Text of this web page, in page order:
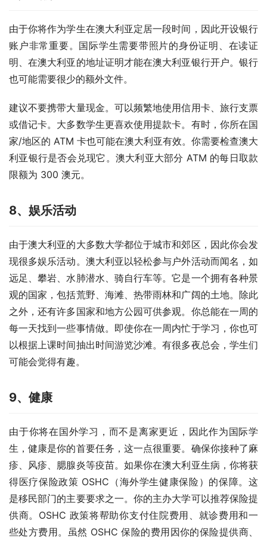
由于你将作为学生在澳大利亚定居一段时间，因此开设银行
账户非常重要。国际学生需要带照片的身份证明、在读证
明、在澳大利亚的地址证明才能在澳大利亚银行开户。银行
也可能需要很少的额外文件。
建议不要携带大量现金。可以频繁地使用信用卡、旅行支票
或借记卡。大多数学生更喜欢使用提款卡。有时，你所在国
家/地区的 ATM 卡也可能在澳大利亚有效。你需要检查澳大
利亚银行是否会兑现它。澳大利亚大部分 ATM 的每日取款
限额为 300 澳元。
8、 娱乐活动
由于澳大利亚的大多数大学都位于城市和郊区，因此你会发
现很多娱乐活动。澳大利亚以轻松参与户外活动而闻名，如
远足、攀岩、水肺潜水、骑自行车等。它是一个拥有各种景
观的国家，包括荒野、海滩、热带雨林和广阔的土地。除此
之外，还有许多国家和地方公园可供参观。你总能在一周的
每一天找到一些事情做。即使你在一周内忙于学习，你也可
以根据上课时间抽出时间游览沙滩。有很多夜总会，学生们
可能会觉得有趣。
9、 健康
由于你将在国外学习，而不是离家更近，因此作为国际学
生，健康是你的首要任务，这一点很重要。确保你接种了麻
疹、风疹、腮腺炎等疫苗。如果你在澳大利亚生病，你将获
得医疗保险政策 OSHC（海外学生健康保险）的保障。这
是移民部门的主要要求之一。你的主办大学可以推荐保险提
供商。OSHC 政策将帮助你支付住院费用、就诊费用和一
些处方费用。虽然 OSHC 保险的费用因你的保险提供商、